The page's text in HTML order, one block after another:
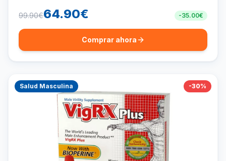
99.90€64.90€ -35.00€
Comprar ahora
Salud Masculina -30%